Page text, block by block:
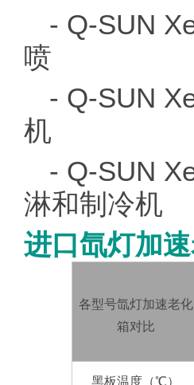
- Q-SUN
喷
- Q-SUN
机
- Q-SUN
淋和制冷机
进口氙灯加
各型号氙灯加速老化
箱对比
黑板温度（℃）